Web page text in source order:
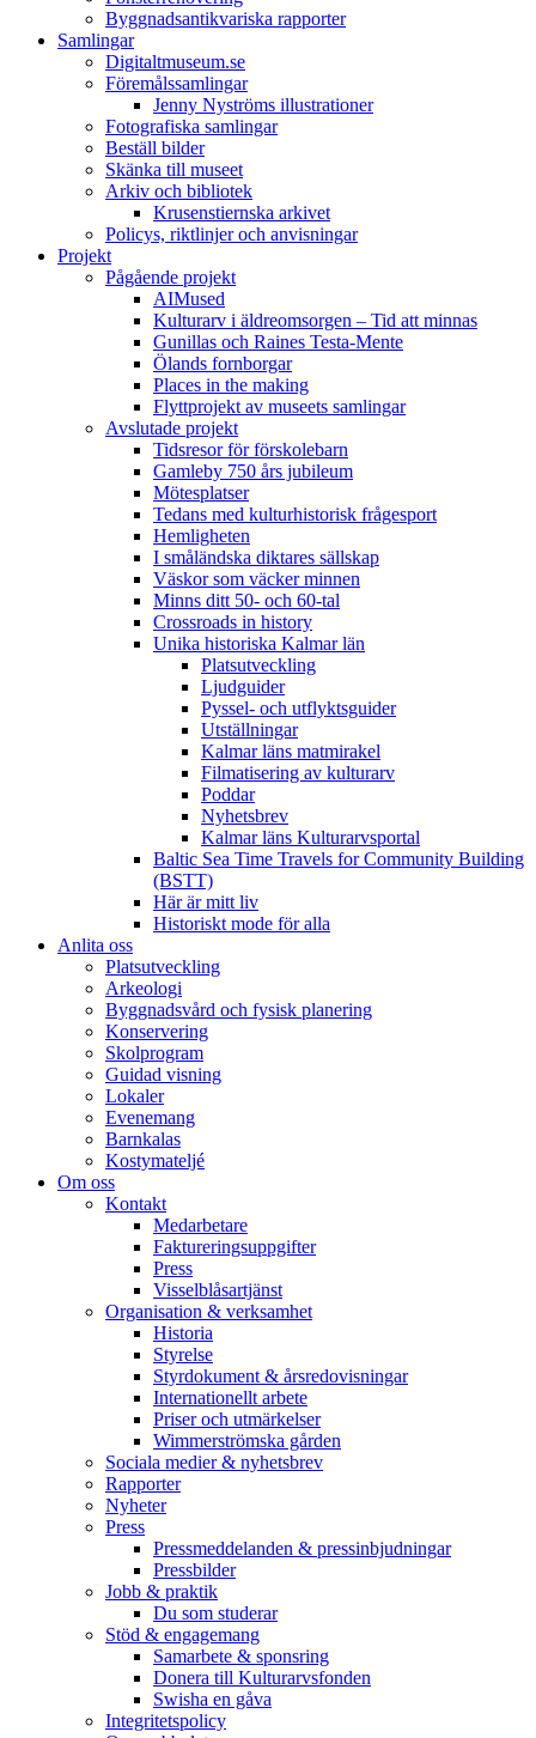
Byggnadsantikvariska rapporter
Samlingar
Digitaltmuseum.se
Föremålssamlingar
Jenny Nyströms illustrationer
Fotografiska samlingar
Beställ bilder
Skänka till museet
Arkiv och bibliotek
Krusenstiernska arkivet
Policys, riktlinjer och anvisningar
Projekt
Pågående projekt
AIMused
Kulturarv i äldreomsorgen – Tid att minnas
Gunillas och Raines Testa-Mente
Ölands fornborgar
Places in the making
Flyttprojekt av museets samlingar
Avslutade projekt
Tidsresor för förskolebarn
Gamleby 750 års jubileum
Mötesplatser
Tedans med kulturhistorisk frågesport
Hemligheten
I småländska diktares sällskap
Väskor som väcker minnen
Minns ditt 50- och 60-tal
Crossroads in history
Unika historiska Kalmar län
Platsutveckling
Ljudguider
Pyssel- och utflyktsguider
Utställningar
Kalmar läns matmirakel
Filmatisering av kulturarv
Poddar
Nyhetsbrev
Kalmar läns Kulturarvsportal
Baltic Sea Time Travels for Community Building
(BSTT)
Här är mitt liv
Historiskt mode för alla
Anlita oss
Platsutveckling
Arkeologi
Byggnadsvård och fysisk planering
Konservering
Skolprogram
Guidad visning
Lokaler
Evenemang
Barnkalas
Kostymateljé
Om oss
Kontakt
Medarbetare
Faktureringsuppgifter
Press
Visselblåsartjänst
Organisation & verksamhet
Historia
Styrelse
Styrdokument & årsredovisningar
Internationellt arbete
Priser och utmärkelser
Wimmerströmska gården
Sociala medier & nyhetsbrev
Rapporter
Nyheter
Press
Pressmeddelanden & pressinbjudningar
Pressbilder
Jobb & praktik
Du som studerar
Stöd & engagemang
Samarbete & sponsring
Donera till Kulturarvsfonden
Swisha en gåva
Integritetspolicy